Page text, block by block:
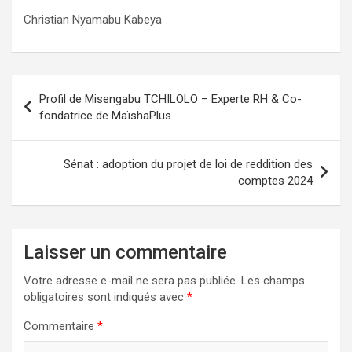
Christian Nyamabu Kabeya
de
l’article
Profil de Misengabu TCHILOLO – Experte RH & Co-
fondatrice de MaïshaPlus
Sénat : adoption du projet de loi de reddition des
comptes 2024
Laisser un commentaire
Votre adresse e-mail ne sera pas publiée. Les champs
obligatoires sont indiqués avec *
Commentaire *